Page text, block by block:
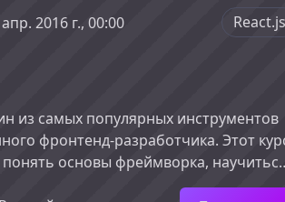
так и продвинутые концепции
2016 г., 00:00 React.js
из самых популярных инструментов
фронтенд‑разработчика. Этот
основы фреймворка, научиться
и создать собственные